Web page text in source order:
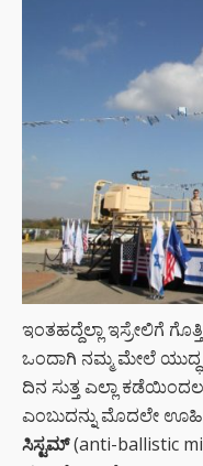
ಇಂತಹದ್ದೆಲ್ಲಾ ಇಸ್ರೇಲಿಗೆ
ಒಂದಾಗಿ ನಮ್ಮ ಮೇಲೆ ಯುದ್ಧ
ದಿನ ಸುತ್ತ ಎಲ್ಲಾ
ಎಂಬುದನ್ನು ಮೊದಲೇ
ಸಿಸ್ಟಮ್(anti-ballistic